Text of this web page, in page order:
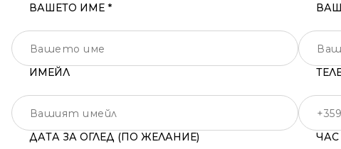
ВАШЕТО ИМЕ *
ИМЕЙЛ
ДАТА ЗА ОГЛЕД (ПО ЖЕЛАНИЕ) ЧАС